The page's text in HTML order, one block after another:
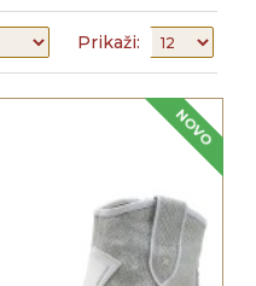
Prikaži:
NOVO